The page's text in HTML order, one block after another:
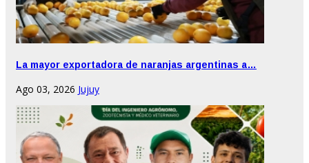
La mayor exportadora de naranjas argentinas a…
Ago 03, 2026 Jujuy